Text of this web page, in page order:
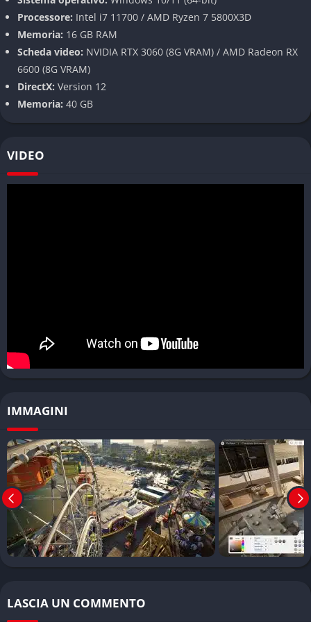
Sistema Karma
Il gioco include un interessante sistema Karma che premia o
punisce i cittadini in base alle loro azioni. Quando interagisci
con altri Zoi o oggetti, ti vengono occasionalmente presentate
scelte accompagnate da un simbolo yin e yang, indicando che
quell’azione influenzerà il punteggio karmico del tuo
Città diverse
WASD o utilizzando il metodo point-and-click. I personaggi
hanno otto bisogni fondamentali: fame, igiene, bagno,
divertimento, socialità, energia, sonno e “riconoscimento”.
o in un negozio, frequentare caffè internet, cantare, suonare
strumenti musicali, dipingere, leggere, annaffiare fiori, giocare
ai videogiochi, allenarsi e molto altro.
Una caratteristica unica è la possibilità di partecipare
attivamente al lavoro del tuo Zoi. Devi guidare il tuo
personaggio durante la giornata lavorativa attraverso un
sistema di compiti: una volta arrivato in ufficio, appare un
elenco di attività da completare entro un tempo stabilito.
che produce copie di oggetti che scansioni dal mondo reale.
Processore: Intel i7 11700 / AMD Ryzen 7 5800X3D
Memoria: 16 GB RAM
Scheda video: NVIDIA RTX 3060 (8G VRAM) / AMD Radeon RX
6600 (8G VRAM)
DirectX: Version 12
Memoria: 40 GB
VIDEO
IMMAGINI
LASCIA UN COMMENTO